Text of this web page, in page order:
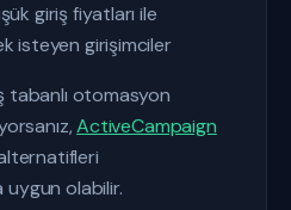
giriş fiyatları ile
isteyen girişimciler
tabanlı otomasyon
ActiveCampaign
olabilir.